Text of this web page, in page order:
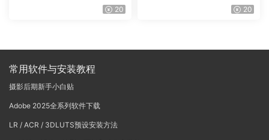
Vinci Resolve Studio21.0.320
戏团 – QUEST 60 调色预设A
20
常用软件与安装教程
摄影后期新手小白贴
Adobe 2025全系列软件下载
LR / ACR / 3DLUTS预设安装方法